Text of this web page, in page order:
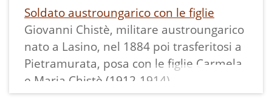
Soldato austroungarico con le figlie
Giovanni Chistè, militare austroungarico
nato a Lasino, nel 1884 poi trasferitosi a
Pietramurata, posa con le figlie Carmela
e Maria Chistè (1912-1914).